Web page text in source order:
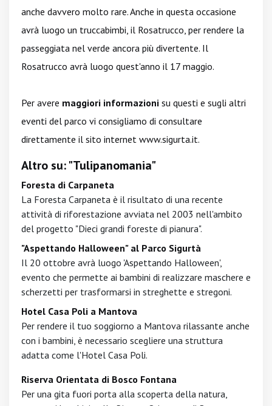
anche davvero molto rare. Anche in questa occasione
avrà luogo un truccabimbi, il Rosatrucco, per rendere la
passeggiata nel verde ancora più divertente. Il
Rosatrucco avrà luogo quest'anno il 17 maggio.
Per avere maggiori informazioni su questi e sugli altri
eventi del parco vi consigliamo di consultare
direttamente il sito internet www.sigurta.it.
Altro su: "Tulipanomania"
Foresta di Carpaneta
La Foresta Carpaneta è il risultato di una recente
attività di riforestazione avviata nel 2003 nell'ambito
del progetto "Dieci grandi foreste di pianura".
"Aspettando Halloween" al Parco Sigurtà
Il 20 ottobre avrà luogo 'Aspettando Halloween',
evento che permette ai bambini di realizzare maschere e
scherzetti per trasformarsi in streghette e stregoni.
Hotel Casa Poli a Mantova
Per rendere il tuo soggiorno a Mantova rilassante anche
con i bambini, è necessario scegliere una struttura
adatta come l'Hotel Casa Poli.
Riserva Orientata di Bosco Fontana
Per una gita fuori porta alla scoperta della natura,